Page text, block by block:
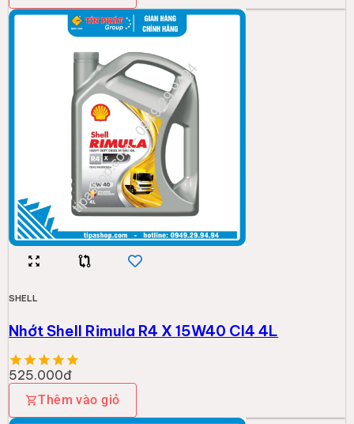
SHELL
Nhớt Shell Rimula R4 X 15W40 CI4 4L
525.000đ
Thêm vào giỏ